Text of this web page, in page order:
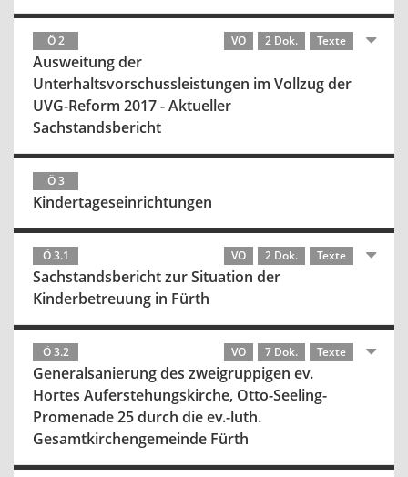
Ö 2 VO 2 Dok. Texte
Ausweitung der
Unterhaltsvorschussleistungen im Vollzug der
UVG-Reform 2017 - Aktueller
Sachstandsbericht
Ö 3
Kindertageseinrichtungen
Ö 3.1 VO 2 Dok. Texte
Sachstandsbericht zur Situation der
Kinderbetreuung in Fürth
Ö 3.2 VO 7 Dok. Texte
Generalsanierung des zweigruppigen ev.
Hortes Auferstehungskirche, Otto-Seeling-
Promenade 25 durch die ev.-luth.
Gesamtkirchengemeinde Fürth